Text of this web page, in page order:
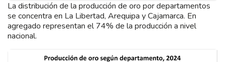
La distribución de la producción de oro por departamentos
se concentra en La Libertad, Arequipa y Cajamarca. En
agregado representan el 74% de la producción a nivel
nacional.